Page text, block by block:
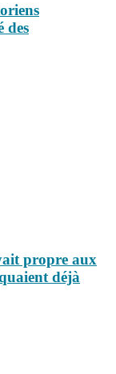
des
propre aux
déjà